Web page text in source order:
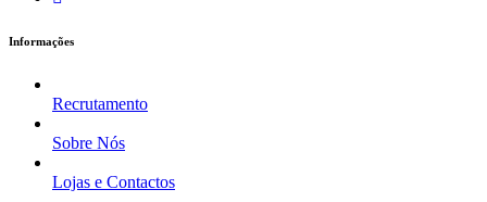
Informações
Recrutamento
Sobre Nós
Lojas e Contactos